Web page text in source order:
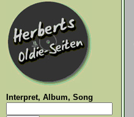
Interpret, Album, Song